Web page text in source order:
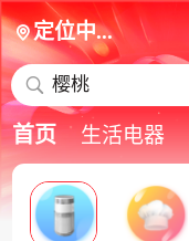
定位中...
樱桃
首页 生活电器